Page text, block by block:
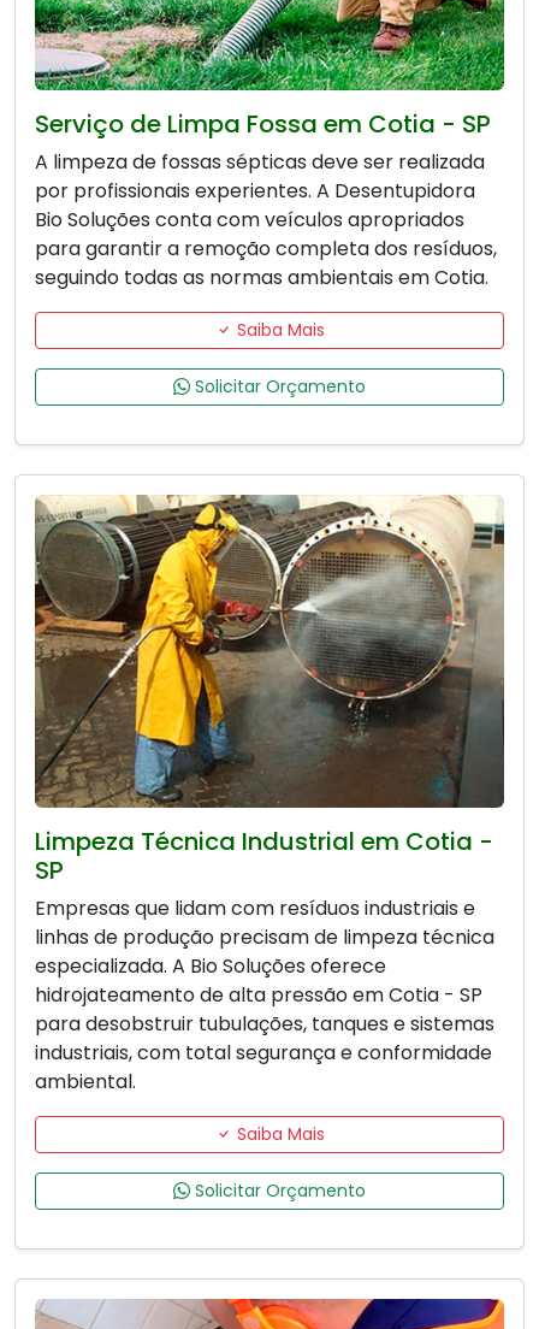
Serviço de Limpa Fossa em Cotia - SP
A limpeza de fossas sépticas deve ser realizada
por profissionais experientes. A Desentupidora
Bio Soluções conta com veículos apropriados
para garantir a remoção completa dos resíduos,
seguindo todas as normas ambientais em Cotia.
Saiba Mais
Solicitar Orçamento
Limpeza Técnica Industrial em Cotia -
SP
Empresas que lidam com resíduos industriais e
linhas de produção precisam de limpeza técnica
especializada. A Bio Soluções oferece
hidrojateamento de alta pressão em Cotia - SP
para desobstruir tubulações, tanques e sistemas
industriais, com total segurança e conformidade
ambiental.
Saiba Mais
Solicitar Orçamento